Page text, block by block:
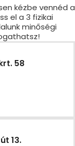
kézbe vennéd a
el a 3 fizikai
minőségi
58
13.